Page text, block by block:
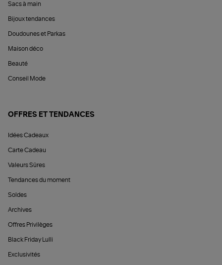
Sacs à main
Bijoux tendances
Doudounes et Parkas
Maison déco
Beauté
Conseil Mode
OFFRES ET TENDANCES
Idées Cadeaux
Carte Cadeau
Valeurs Sûres
Tendances du moment
Soldes
Archives
Offres Privilèges
Black Friday Lulli
Exclusivités